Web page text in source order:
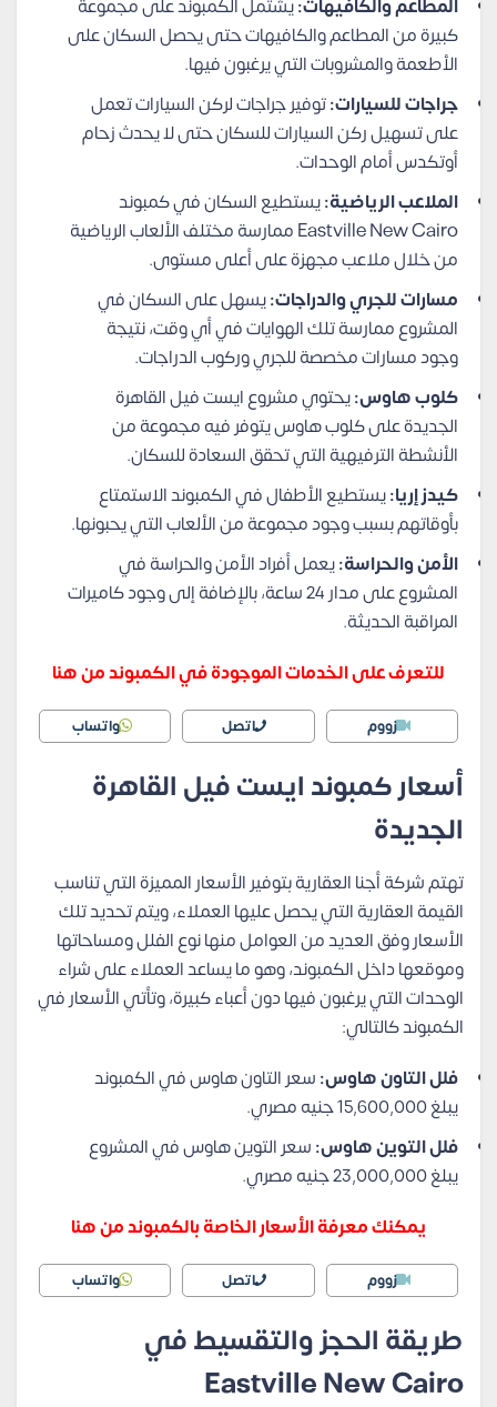
المطاعم والكافيهات:يشتمل الكمبوند على مجموعة
كبيرة من المطاعم والكافيهات حتى يحصل السكان على
الأطعمة والمشروبات التي يرغبون فيها.
جراجات للسيارات:توفير جراجات لركن السيارات تعمل
على تسهيل ركن السيارات للسكان حتى لا يحدث زحام
أوتكدس أمام الوحدات.
الملاعب الرياضية:يستطيع السكان في كمبوند
Eastville New Cairo ممارسة مختلف الألعاب الرياضية
من خلال ملاعب مجهزة على أعلى مستوى.
مسارات للجري والدراجات:يسهل على السكان في
المشروع ممارسة تلك الهوايات في أي وقت، نتيجة
وجود مسارات مخصصة للجري وركوب الدراجات.
كلوب هاوس:يحتوي مشروع ايست فيل القاهرة
الجديدة على كلوب هاوس يتوفر فيه مجموعة من
الأنشطة الترفيهية التي تحقق السعادة للسكان.
كيدز إريا:يستطيع الأطفال في الكمبوند الاستمتاع
بأوقاتهم بسبب وجود مجموعة من الألعاب التي يحبونها.
الأمن والحراسة:يعمل أفراد الأمن والحراسة في
المشروع على مدار 24 ساعة، بالإضافة إلى وجود كاميرات
المراقبة الحديثة.
للتعرف على الخدمات الموجودة في الكمبوند من هنا
زووم اتصل واتساب
أسعار كمبوند ايست فيل القاهرة
الجديدة
تهتم شركة أجنا العقارية بتوفير الأسعار المميزة التي تناسب
القيمة العقارية التي يحصل عليها العملاء، ويتم تحديد تلك
الأسعار وفق العديد من العوامل منها نوع الفلل ومساحاتها
وموقعها داخل الكمبوند، وهو ما يساعد العملاء على شراء
الوحدات التي يرغبون فيها دون أعباء كبيرة، وتأتي الأسعار في
الكمبوند كالتالي:
فلل التاون هاوس:سعر التاون هاوس في الكمبوند
يبلغ 15,600,000 جنيه مصري.
فلل التوين هاوس:سعر التوين هاوس في المشروع
يبلغ 23,000,000 جنيه مصري.
يمكنك معرفة الأسعار الخاصة بالكمبوند من هنا
زووم اتصل واتساب
طريقة الحجز والتقسيط في
Eastville New Cairo